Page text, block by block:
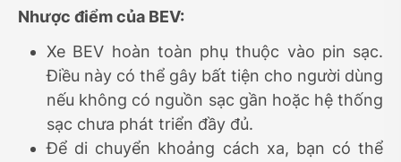
Nhược điểm của BEV:
Xe BEV hoàn toàn phụ thuộc vào pin sạc.
Điều này có thể gây bất tiện cho người dùng
nếu không có nguồn sạc gần hoặc hệ thống
sạc chưa phát triển đầy đủ.
Để di chuyển khoảng cách xa, bạn có thể